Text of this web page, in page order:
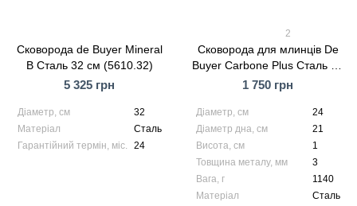
Сковорода de Buyer Mineral
B Сталь 32 см (5610.32)
5 325 грн
Діаметр, см
32
Матеріал
Сталь
Гарантійний термін, міс.
24
2
Сковорода для млинців De
Buyer Carbone Plus Сталь 24
см (5120.24)
1 750 грн
Діаметр, см
24
Діаметр дна, см
21
Висота, см
1
Товщина металу, мм
3
Вага, г
1140
Матеріал
Сталь